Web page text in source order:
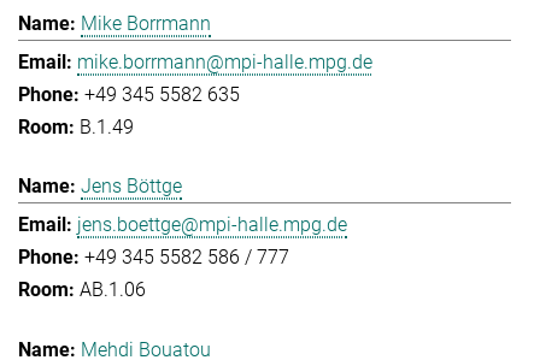
Mike Borrmann
mike.borrmann@mpi-halle.mpg.de
+49 345 5582 635
B.1.49
Jens Böttge
jens.boettge@mpi-halle.mpg.de
+49 345 5582 586 / 777
AB.1.06
Mehdi Bouatou